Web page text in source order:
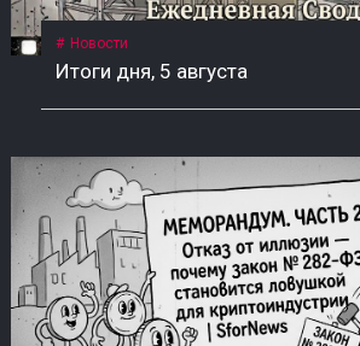
Новости
Итоги дня, 5 августа